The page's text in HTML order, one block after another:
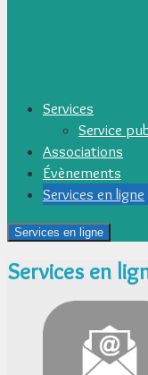
Services
Service
Associations
Évènements
Services en ligne
Services en ligne
Services en